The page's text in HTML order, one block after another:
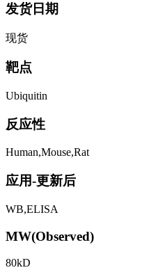
发货日期
现货
靶点
Ubiquitin
反应性
Human,Mouse,Rat
应用-更新后
WB,ELISA
MW(Observed)
80kD